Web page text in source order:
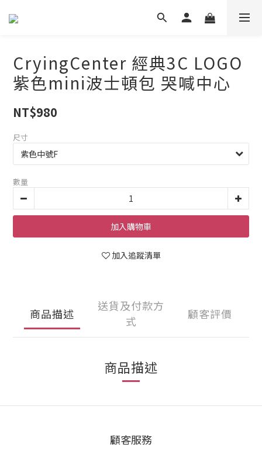
CryingCenter 經典3C LOGO
紫色mini波士頓包 哭喊中心
NT$980
尺寸
數量
加入購物車
加入追蹤清單
商品描述
送貨及付款方
式
顧客評價
商品描述
顧客服務